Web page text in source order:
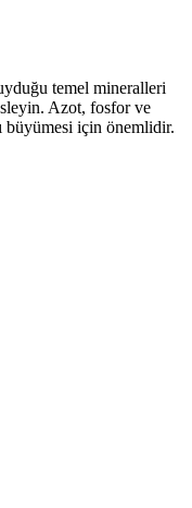
temel mineralleri
Azot, fosfor ve
büyümesi için önemlidir.